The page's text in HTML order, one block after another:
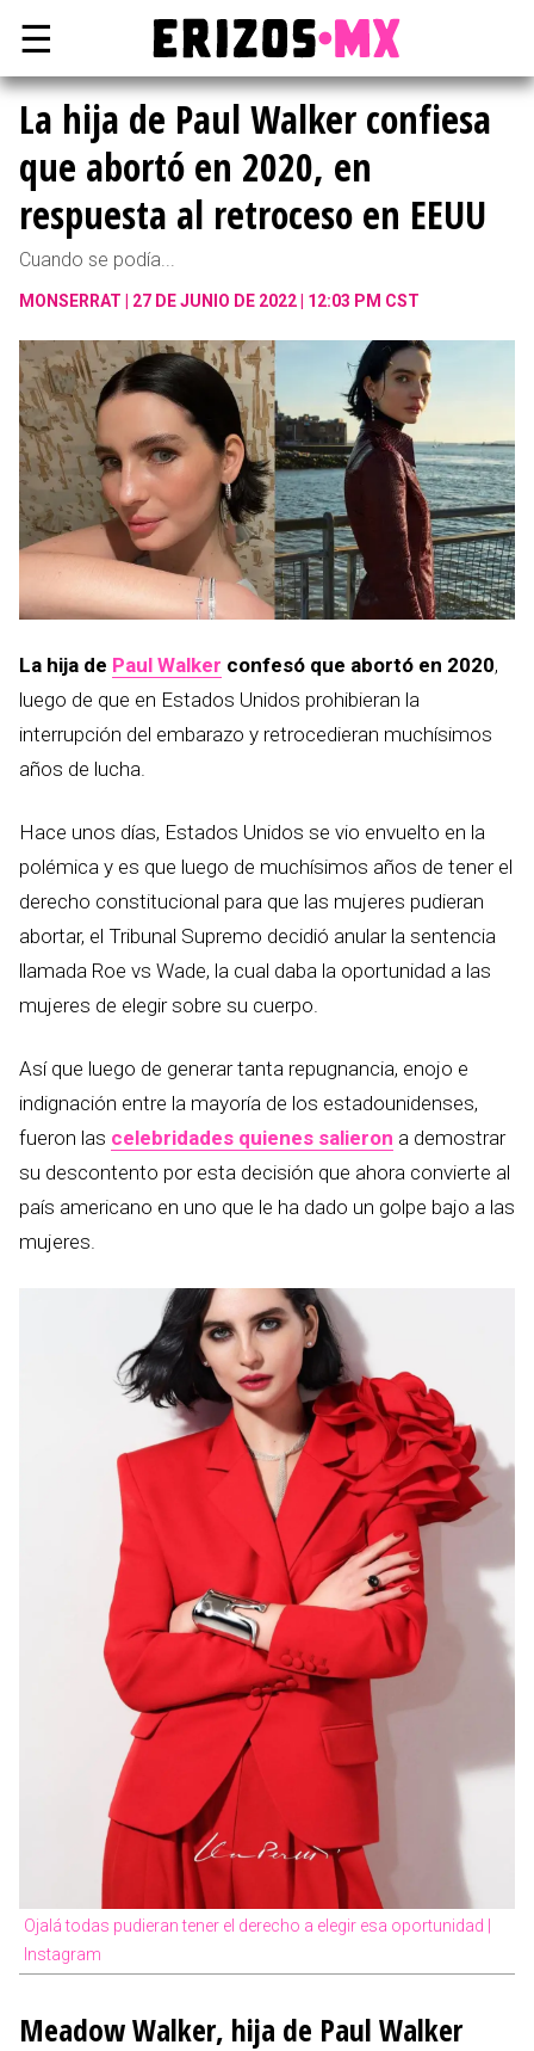
☰
La hija de Paul Walker confiesa
que abortó en 2020, en
respuesta al retroceso en EEUU
Cuando se podía...
MONSERRAT 27 DE JUNIO DE 2022 | 12:03 PM CST
La hija de Paul Walker confesó que abortó en 2020,
luego de que en Estados Unidos prohibieran la
interrupción del embarazo y retrocedieran muchísimos
años de lucha.
Hace unos días, Estados Unidos se vio envuelto en la
polémica y es que luego de muchísimos años de tener el
derecho constitucional para que las mujeres pudieran
abortar, el Tribunal Supremo decidió anular la sentencia
llamada Roe vs Wade, la cual daba la oportunidad a las
mujeres de elegir sobre su cuerpo.
Así que luego de generar tanta repugnancia, enojo e
indignación entre la mayoría de los estadounidenses,
fueron las celebridades quienes salieron a demostrar
su descontento por esta decisión que ahora convierte al
país americano en uno que le ha dado un golpe bajo a las
mujeres.
Ojalá todas pudieran tener el derecho a elegir esa oportunidad |
Instagram
Meadow Walker, hija de Paul Walker